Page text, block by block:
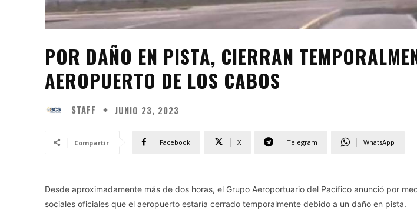
POR DAÑO EN PISTA, CIERRAN
AEROPUERTO DE LOS CABOS
STAFF JUNIO 23, 2023
Compartir Facebook X Telegram WhatsApp
Desde aproximadamente más de dos horas, el Grupo Aeroportuario del Pacífico anunció por
sociales oficiales que el aeropuerto estaría cerrado temporalmente debido a un daño en pista.